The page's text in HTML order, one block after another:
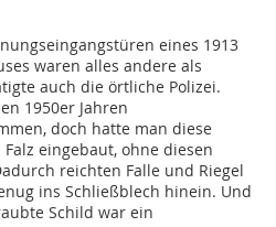
eines 1913
waren alles andere als
auch die örtliche Polizei.
1950er Jahren
doch hatte man diese
eingebaut, ohne diesen
reichten Falle und Riegel
ins Schließblech hinein. Und
Schild war ein